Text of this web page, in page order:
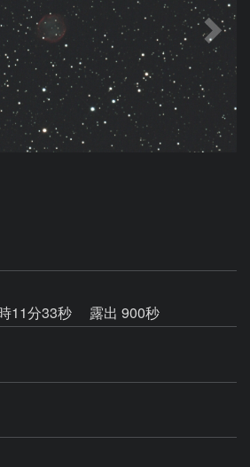
11分33秒
露出 900秒